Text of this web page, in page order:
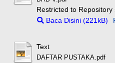
Restricted to Repository
Baca Disini (221kB)
Text
DAFTAR PUSTAKA.pdf